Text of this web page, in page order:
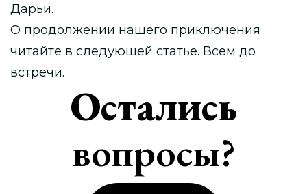
Дарьи.
О продолжении нашего приключения
читайте в следующей статье. Всем до
встречи.
Остались
вопросы?